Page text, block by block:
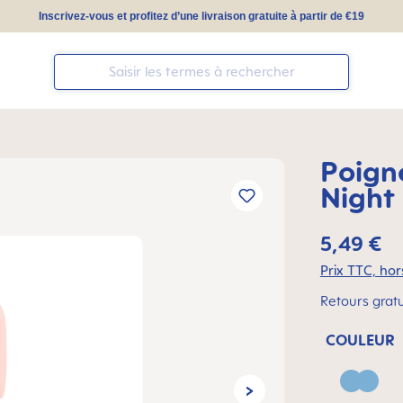
Inscrivez-vous et profitez d’une livraison gratuite à partir de €19
Night
5,49 €
Prix TTC,
Retours
COULEUR
Blue